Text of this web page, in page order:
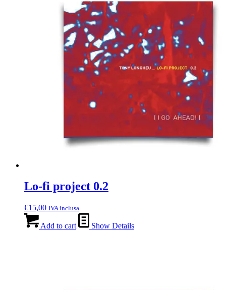
Lo-fi project 0.2
€15,00 IVA inclusa
Add to cart Show Details